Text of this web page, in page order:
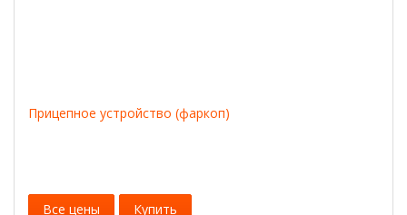
Прицепное устройство (фаркоп)
Все цены Купить